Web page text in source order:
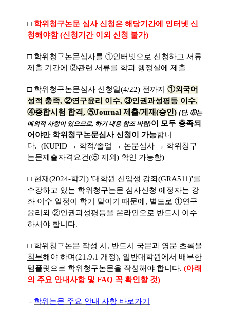
□ 학위청구논문 심사 신청은 해당기간에 인터넷 신
청해야함 (신청기간 이외 신청 불가)
□ 학위청구논문심사를 ①인터넷으로 신청하고 서류
제출 기간에 ②관련 서류를 학과 행정실에 제출
□ 학위청구논문심사 신청일(4/22) 전까지 ①외국어
성적 충족, ②연구윤리 이수, ③인권과성평등 이수,
④종합시험 합격, ⑤Journal 제출/게재(승인) (단, ⑤는
예외적 사항이 있으므로, 하기 내용 참조 바람)이 모두 충족되
어야만 학위청구논문심사 신청이 가능합니
다. (KUPID → 학적/졸업 → 논문심사 → 학위청구
논문제출자격요건(⑤ 제외) 확인 가능함)
□ 현재(2024-학기) '대학원 신입생 강좌(GRA511)'를
수강하고 있는 학위청구논문 심사신청 예정자는 강
좌 이수 일정이 학기 말이기 때문에, 별도로 ①연구
윤리와 ②인권과성평등을 온라인으로 반드시 이수
하셔야 합니다.
□ 학위청구논문 작성 시, 반드시 국문과 영문 초록을
첨부해야 하며(21.9.1 개정), 일반대학원에서 배부한
템플릿으로 학위청구논문을 작성해야 합니다. (아래
의 주요 안내사항 및 FAQ 꼭 확인할 것)
- 학위논문 주요 안내 사항 바로가기